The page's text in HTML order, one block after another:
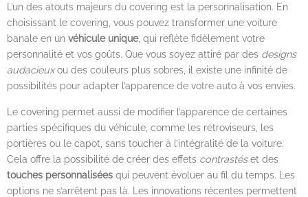
L’un des atouts majeurs du covering est la personnalisation. En
choisissant le covering, vous pouvez transformer une voiture
banale en un véhicule unique, qui reflète fidèlement votre
personnalité et vos goûts. Que vous soyez attiré par des designs
audacieuxou des couleurs plus sobres, il existe une infinité de
possibilités pour adapter l’apparence de votre auto à vos envies.
Le covering permet aussi de modifier l’apparence de certaines
parties spécifiques du véhicule, comme les rétroviseurs, les
portières ou le capot, sans toucher à l’intégralité de la voiture.
Cela offre la possibilité de créer des effets contrastéset des
touches personnalisées qui peuvent évoluer au fil du temps. Les
options ne s’arrêtent pas là. Les innovations récentes permettent